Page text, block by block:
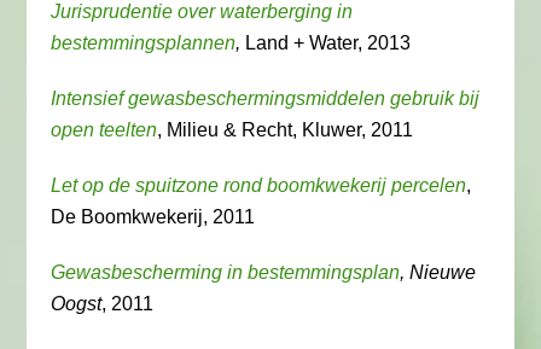
Jurisprudentie over waterberging in
bestemmingsplannen, Land + Water, 2013
Intensief gewasbeschermingsmiddelen gebruik bij
open teelten, Milieu & Recht, Kluwer, 2011
Let op de spuitzone rond boomkwekerij percelen,
De Boomkwekerij, 2011
Gewasbescherming in bestemmingsplan, Nieuwe
Oogst, 2011